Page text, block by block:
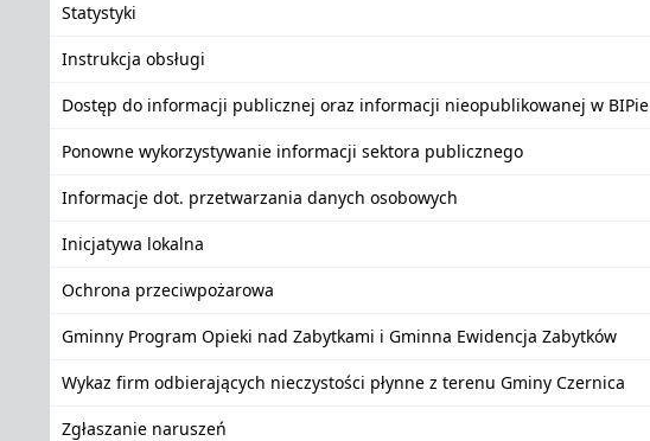
Statystyki
Instrukcja obsługi
Dostęp do informacji publicznej oraz informacji nieopublikowanej w BIPie
Ponowne wykorzystywanie informacji sektora publicznego
Informacje dot. przetwarzania danych osobowych
Inicjatywa lokalna
Ochrona przeciwpożarowa
Gminny Program Opieki nad Zabytkami i Gminna Ewidencja Zabytków
Wykaz firm odbierających nieczystości płynne z terenu Gminy Czernica
Zgłaszanie naruszeń